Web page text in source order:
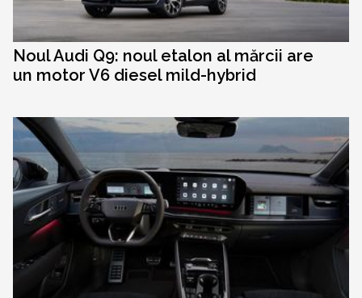
Noul Audi Q9: noul etalon al mărcii are
un motor V6 diesel mild-hybrid